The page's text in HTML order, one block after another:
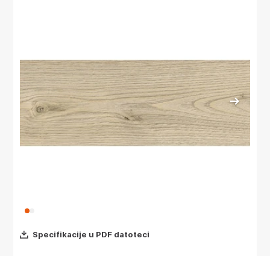
Specifikacije u PDF datoteci